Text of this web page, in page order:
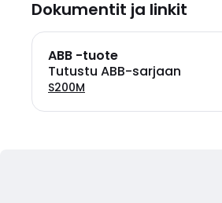
Dokumentit ja linkit
ABB -tuote
Tutustu ABB-sarjaan
S200M